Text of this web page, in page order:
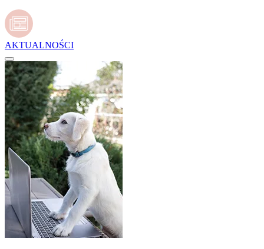
AKTUALNOŚCI